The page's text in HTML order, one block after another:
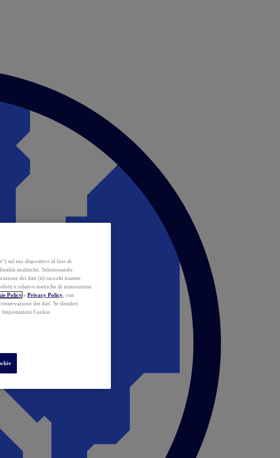
sul tuo dispositivo al fine di
analitiche. Selezionando
dei dati (ii) raccolti tramite
e relative metriche di misurazione.
Policy e Privacy Policy , con
dei dati. Se desideri
Cookie.